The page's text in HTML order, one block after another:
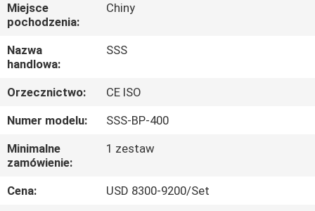
FILMY
O
NAS
WYCIECZKA
PO
FABRYCE
Miejsce
pochodzenia:
Chiny
Nazwa
handlowa:
SSS
Orzecznictwo:
CE ISO
Numer modelu:
SSS-BP-400
Minimalne
zamówienie:
1 zestaw
Cena:
USD 8300-9200/Set